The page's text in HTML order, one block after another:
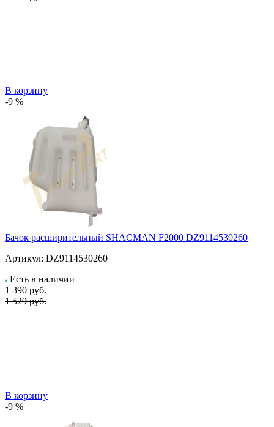
В корзину
-9 %
Бачок расширительный SHACMAN F2000 DZ9114530260
Артикул: DZ9114530260
Есть в наличии
1 390 руб.
1 529 руб.
В корзину
-9 %